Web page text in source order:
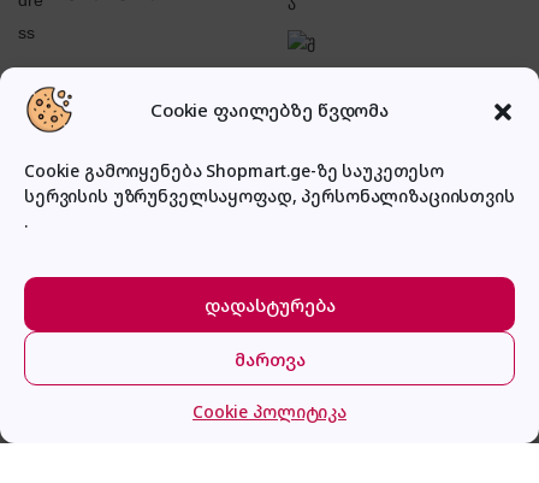
Cookie ფაილებზე წვდომა
Cookie გამოიყენება Shopmart.ge-ზე საუკეთესო
სერვისის უზრუნველსაყოფად, პერსონალიზაციისთვის
.
დადასტურება
მართვა
Cookie პოლიტიკა
Panasonic ES-ED23-V520
მთავარი კატეგორიები კალათა შესვლა